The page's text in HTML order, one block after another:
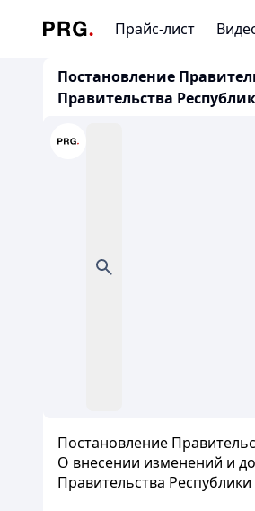
Прайс-лист
Постановление
Правительства
Постановление
О внесении изменений и
Правительства Республики